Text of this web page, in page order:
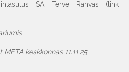
SA Terve Rahvas (link
keskkonnas 11.11.25